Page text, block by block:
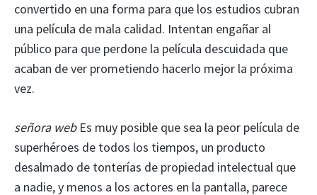
convertido en una forma para que los estudios cubran
una película de mala calidad. Intentan engañar al
público para que perdone la película descuidada que
acaban de ver prometiendo hacerlo mejor la próxima
vez.
señora webEs muy posible que sea la peor película de
superhéroes de todos los tiempos, un producto
desalmado de tonterías de propiedad intelectual que
a nadie, y menos a los actores en la pantalla, parece